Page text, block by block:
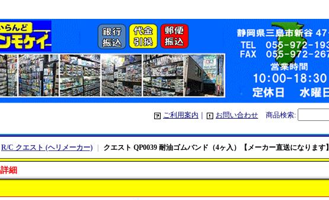
ご利用案内 お問い合わせ 商品検索:
R/C クエスト (ヘリメーカー) クエスト QP0039 耐油ゴムバンド（4ヶ入）【メーカー直送になります】
細